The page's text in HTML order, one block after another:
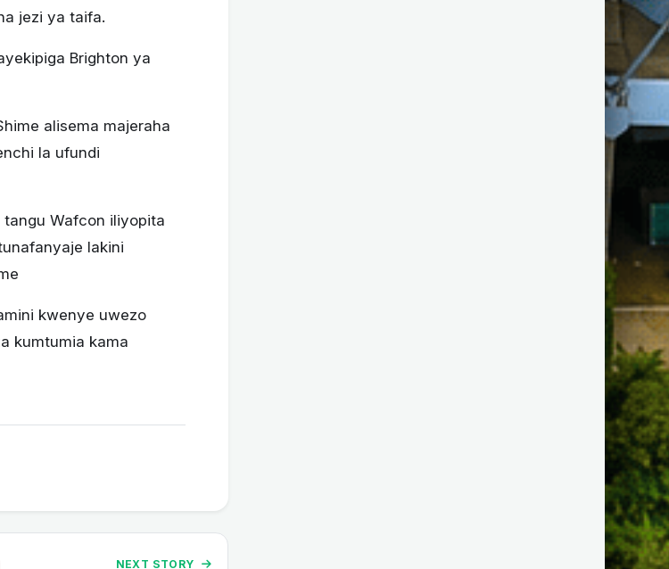
jezi ya taifa.
Brighton ya
alisema majeraha
la ufundi
tangu Wafcon iliyopita
lakini
kwenye uwezo
kumtumia kama
NEXT STORY